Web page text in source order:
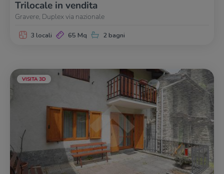
Trilocale in vendita
Gravere, Duplex via nazionale
3 locali 65 Mq 2 bagni
VISITA 3D